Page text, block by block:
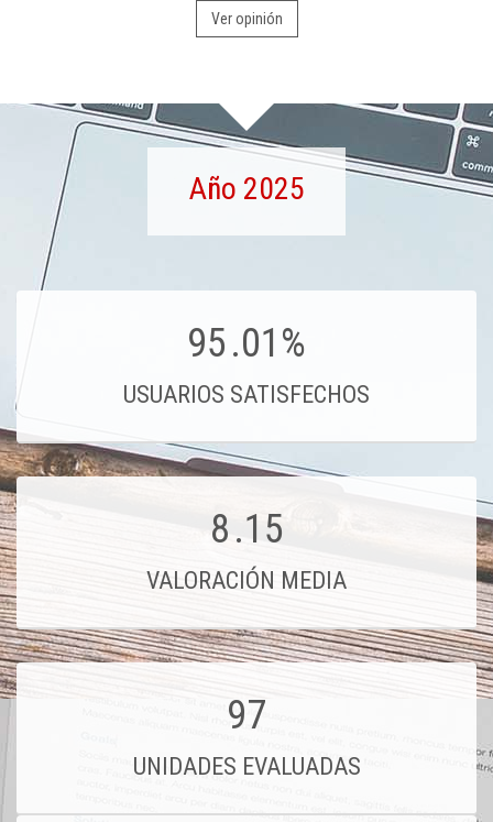
Ver opinión
Año 2025
95.01%
USUARIOS SATISFECHOS
8.15
VALORACIÓN MEDIA
97
UNIDADES EVALUADAS